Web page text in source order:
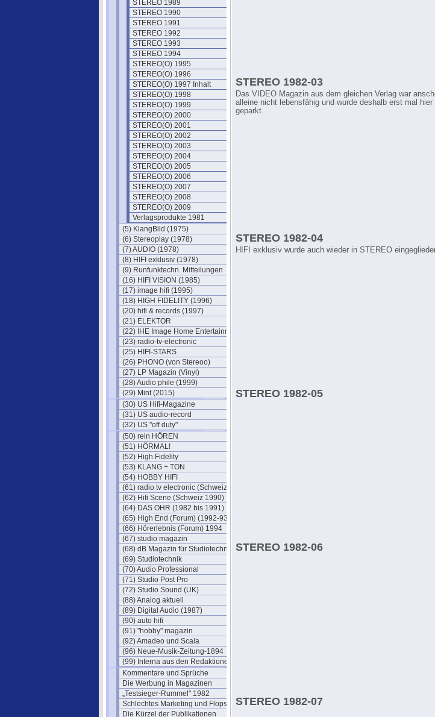
STEREO 1989
STEREO 1990
STEREO 1991
STEREO 1992
STEREO 1993
STEREO 1994
STEREO(O) 1995
STEREO(O) 1996
STEREO(O) 1997 Inhalt
STEREO(O) 1998
STEREO(O) 1999
STEREO(O) 2000
STEREO(O) 2001
STEREO(O) 2002
STEREO(O) 2003
STEREO(O) 2004
STEREO(O) 2005
STEREO(O) 2006
STEREO(O) 2007
STEREO(O) 2008
STEREO(O) 2009
Verlagsprodukte 1981
(5) KlangBild (1975)
(6) Stereoplay (1978)
(7) AUDIO (1978)
(8) HIFI exklusiv (1978)
(9) Runfunktechn. Mitteilungen
(16) HIFI VISION (1985)
(17) image hifi (1995)
(18) HIGH FIDELITY (1996)
(20) hifi & records (1997)
(21) ELEKTOR
(22) IHE Image Home Entertainment
(23) radio-tv-electronic
(25) HIFI-STARS
(26) PHONO (von Stereoo)
(27) LP Magazin (Vinyl)
(28) Audio phile (1999)
(29) Mint (2015)
(30) US Hifi-Magazine
(31) US audio-record
(32) US "off duty"
(50) rein HÖREN
(51) HÖRMAL!
(52) High Fidelity
(53) KLANG + TON
(54) HOBBY HIFI
(61) radio tv electronic (Schweiz)
(62) Hifi Scene (Schweiz 1990)
(64) DAS OHR (1982 bis 1991)
(65) High End (Forum) (1992-93)
(66) Hörerlebnis (Forum) 1994
(67) studio magazin
(68) dB Magazin für Studiotechnik
(69) Studiotechnik
(70) Audio Professional
(71) Studio Post Pro
(72) Studio Sound (UK)
(88) Analog aktuell
(89) Digital Audio (1987)
(90) auto hifi
(91) "hobby" magazin
(92) Amadeo und Scala
(96) Neue-Musik-Zeitung-1894
(99) Interna aus den Redaktionen
Kommentare und Sprüche
Die Werbung in Magazinen
„Testsieger-Rummel" 1982
Schlechtes Marketing und Flops
Die Kürzel der Publikationen
STEREO 1982-03
Das VIDEO Magazin aus dem gleichen Verlag war
alleine nicht lebensfähig und wurde deshalb erst mal hier
geparkt.
STEREO 1982-04
HIFI exklusiv wurde auch wieder in STEREO
STEREO 1982-05
STEREO 1982-06
STEREO 1982-07